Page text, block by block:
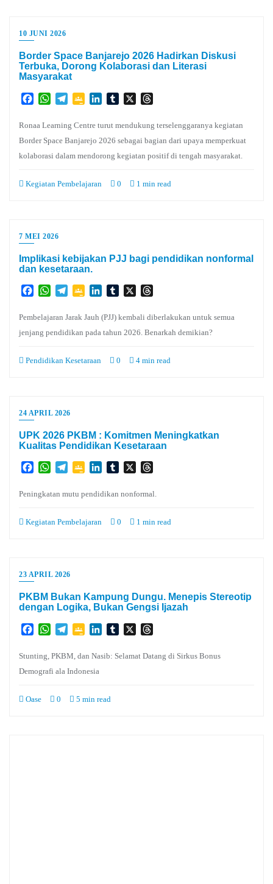
10 JUNI 2026
Border Space Banjarejo 2026 Hadirkan Diskusi
Terbuka, Dorong Kolaborasi dan Literasi
Masyarakat
FacebookWhatsApp
TelegramGoogleLinkedInTumblr
X
Ronaa Learning Centre turut mendukung terselenggaranya kegiatan
Border Space Banjarejo 2026 sebagai bagian dari upaya memperkuat
kolaborasi dalam mendorong kegiatan positif di tengah masyarakat.
Kegiatan Pembelajaran 0 1 min read
7 MEI 2026
Implikasi kebijakan PJJ bagi pendidikan nonformal
dan kesetaraan.
FacebookWhatsApp
TelegramGoogleLinkedInTumblr
X
Pembelajaran Jarak Jauh (PJJ) kembali diberlakukan untuk semua
jenjang pendidikan pada tahun 2026. Benarkah demikian?
Pendidikan Kesetaraan 0 4 min read
24 APRIL 2026
UPK 2026 PKBM : Komitmen Meningkatkan
Kualitas Pendidikan Kesetaraan
FacebookWhatsApp
TelegramGoogleLinkedInTumblr
X
Peningkatan mutu pendidikan nonformal.
Kegiatan Pembelajaran 0 1 min read
23 APRIL 2026
PKBM Bukan Kampung Dungu. Menepis Stereotip
dengan Logika, Bukan Gengsi Ijazah
FacebookWhatsApp
TelegramGoogleLinkedInTumblr
X
Stunting, PKBM, dan Nasib: Selamat Datang di Sirkus Bonus
Demografi ala Indonesia
Oase 0 5 min read